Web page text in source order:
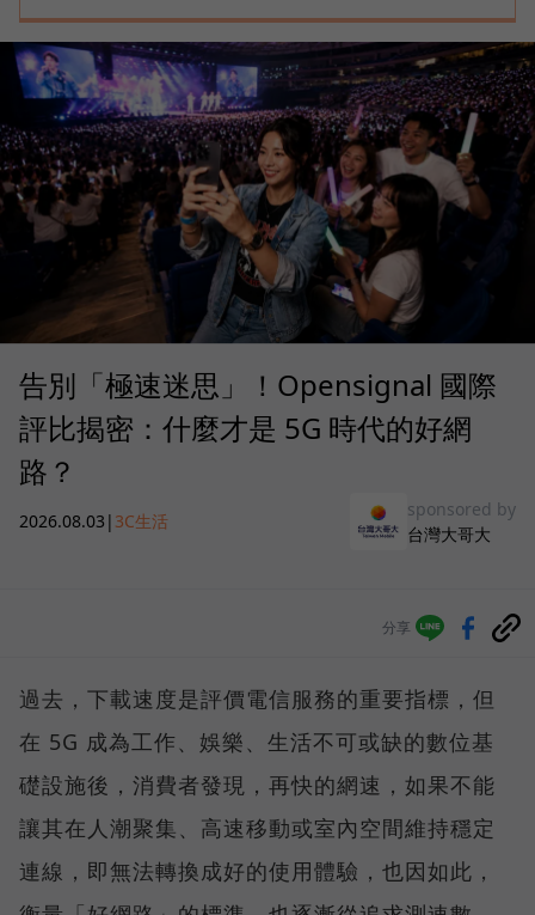
告別「極速迷思」！Opensignal 國際
評比揭密：什麼才是 5G 時代的好網
路？
2026.08.03 | 3C生活
sponsored by
台灣大哥大
分享
過去，下載速度是評價電信服務的重要指標，但
在 5G 成為工作、娛樂、生活不可或缺的數位基
礎設施後，消費者發現，再快的網速，如果不能
讓其在人潮聚集、高速移動或室內空間維持穩定
連線，即無法轉換成好的使用體驗，也因如此，